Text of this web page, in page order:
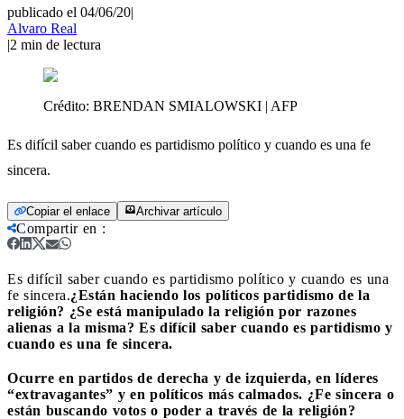
publicado el 04/06/20|
Alvaro Real
|2 min de lectura
Crédito: BRENDAN SMIALOWSKI | AFP
Es difícil saber cuando es partidismo político y cuando es una fe
sincera.
Copiar el enlace Archivar artículo
Compartir en :
Es difícil saber cuando es partidismo político y cuando es una
fe sincera.¿Están haciendo los políticos partidismo de la
religión? ¿Se está manipulado la religión por razones
alienas a la misma? Es difícil saber cuando es partidismo y
cuando es una fe sincera.
Ocurre en partidos de derecha y de izquierda, en líderes
“extravagantes” y en políticos más calmados. ¿Fe sincera o
están buscando votos o poder a través de la religión?